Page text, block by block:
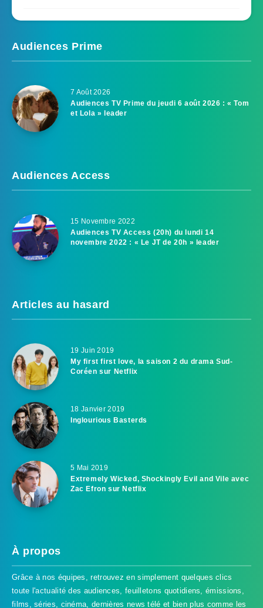
Audiences Prime
7 Août 2026
Audiences TV Prime du jeudi 6 août 2026 : « Tom
et Lola » leader
Audiences Access
15 Novembre 2022
Audiences TV Access (20h) du lundi 14
novembre 2022 : « Le JT de 20h » leader
Articles au hasard
19 Juin 2019
My first first love, la saison 2 du drama Sud-
Coréen sur Netflix
18 Janvier 2019
Inglourious Basterds
5 Mai 2019
Extremely Wicked, Shockingly Evil and Vile avec
Zac Efron sur Netflix
À propos
Grâce à nos équipes, retrouvez en simplement quelques clics
toute l'actualité des audiences, feuilletons quotidiens, émissions,
films, séries, cinéma, dernières news télé et bien plus comme les